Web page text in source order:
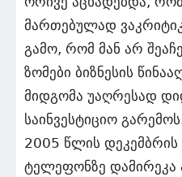
მართებულად
გამო, რომ მან არ
ზომები ბიზნესის
მიდგომა უაღრესად
საინვესტიციო
2005 წლის დეკემბრის
ტელეფონზე დამირეკა